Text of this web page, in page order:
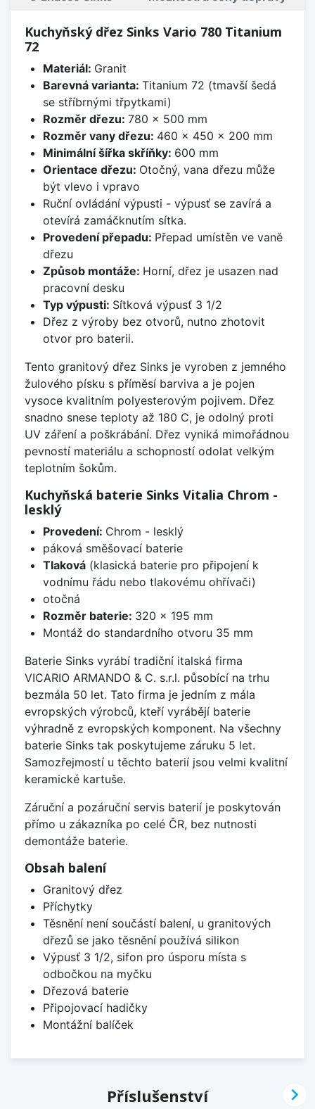
Kuchyňský dřez Sinks Vario 780 Titanium
72
Materiál: Granit
Barevná varianta: Titanium 72 (tmavší šedá
se stříbrnými třpytkami)
Rozměr dřezu: 780 x 500 mm
Rozměr vany dřezu: 460 x 450 x 200 mm
Minimální šířka skříňky: 600 mm
Orientace dřezu: Otočný, vana dřezu může
být vlevo i vpravo
Ruční ovládání výpusti - výpusť se zavírá a
otevírá zamáčknutím sítka.
Provedení přepadu: Přepad umístěn ve vaně
dřezu
Způsob montáže: Horní, dřez je usazen nad
pracovní desku
Typ výpusti: Sítková výpusť 3 1/2
Dřez z výroby bez otvorů, nutno zhotovit
otvor pro baterii.
Tento granitový dřez Sinks je vyroben z jemného
žulového písku s příměsí barviva a je pojen
vysoce kvalitním polyesterovým pojivem. Dřez
snadno snese teploty až 180 C, je odolný proti
UV záření a poškrábání. Dřez vyniká mimořádnou
pevností materiálu a schopností odolat velkým
teplotním šokům.
Kuchyňská baterie Sinks Vitalia Chrom -
lesklý
Provedení: Chrom - lesklý
páková směšovací baterie
Tlaková(klasická baterie pro připojení k
vodnímu řádu nebo tlakovému ohřívači)
otočná
Rozměr baterie: 320 x 195 mm
Montáž do standardního otvoru 35 mm
Baterie Sinks vyrábí tradiční italská firma
VICARIO ARMANDO & C. s.r.l. působící na trhu
bezmála 50 let. Tato firma je jedním z mála
evropských výrobců, kteří vyrábějí baterie
výhradně z evropských komponent. Na všechny
baterie Sinks tak poskytujeme záruku 5 let.
Samozřejmostí u těchto baterií jsou velmi kvalitní
keramické kartuše.
Záruční a pozáruční servis baterií je poskytován
přímo u zákazníka po celé ČR, bez nutnosti
demontáže baterie.
Obsah balení
Granitový dřez
Příchytky
Těsnění není součástí balení, u granitových
dřezů se jako těsnění používá silikon
Výpusť 3 1/2, sifon pro úsporu místa s
odbočkou na myčku
Dřezová baterie
Připojovací hadičky
Montážní balíček
Příslušenství 